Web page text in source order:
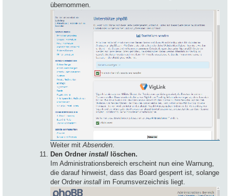
übernommen.
Weiter mit Absenden
Den Ordner install löschen.
Im Administrationsbereich erscheint nun eine Warnung,
die darauf hinweist, dass das Board gesperrt ist, solange
der Ordner install im Forumsverzeichnis liegt.